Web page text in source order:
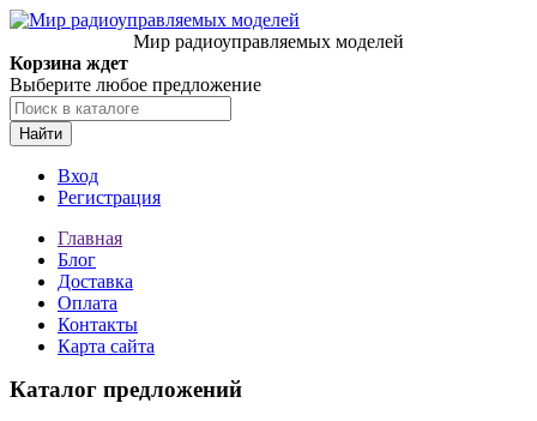
Мир радиоуправляемых моделей
Корзина ждет
Выберите любое предложение
Найти
Вход
Регистрация
Главная
Блог
Доставка
Оплата
Контакты
Карта сайта
Каталог предложений